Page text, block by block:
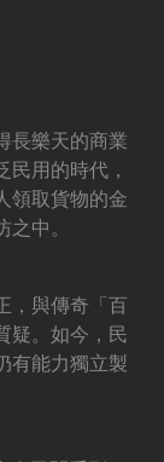
長樂天的商業
用的時代，
領取貨物的金
中。
，與傳奇「百
疑。如今，民
有能力獨立製